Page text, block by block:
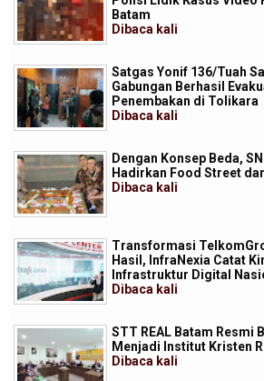
Batam
Dibaca kali
Satgas Yonif 136/Tuah
Gabungan Berhasil
Penembakan di Tolikara
Dibaca kali
Dengan Konsep Beda,
Hadirkan Food Street
Dibaca kali
Transformasi
Hasil, InfraNexia Catat
Infrastruktur Digital
Dibaca kali
STT REAL Batam Resmi
Menjadi Institut Kristen
Dibaca kali